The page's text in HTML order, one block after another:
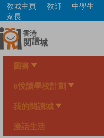
Skip
main
content
教城主頁 教師 中學生
家長
圖書
e悅讀學校計劃
我的閱讀城
漫話生活